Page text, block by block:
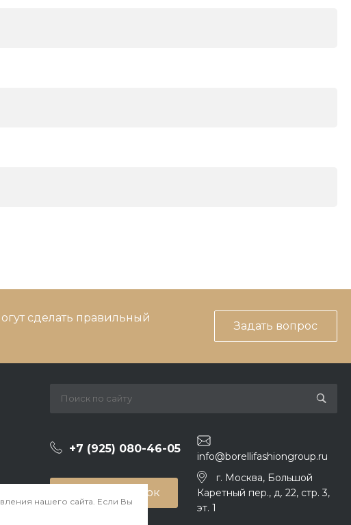
сделать правильный
Задать вопрос
+7 (925) 080-46-05
info@borellifashiongroup.ru
Заказать звонок
г. Москва, Большой
Каретный пер., д. 22, стр. 3,
эт. 1
нашего сайта. Если Вы